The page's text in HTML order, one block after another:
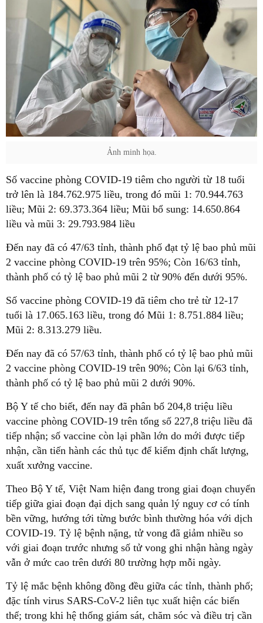
Ảnh minh họa.
Số vaccine phòng COVID-19 tiêm cho người từ 18 tuổi
trở lên là 184.762.975 liều, trong đó mũi 1: 70.944.763
liều; Mũi 2: 69.373.364 liều; Mũi bổ sung: 14.650.864
liều và mũi 3: 29.793.984 liều
Đến nay đã có 47/63 tỉnh, thành phố đạt tỷ lệ bao phủ mũi
2 vaccine phòng COVID-19 trên 95%; Còn 16/63 tỉnh,
thành phố có tỷ lệ bao phủ mũi 2 từ 90% đến dưới 95%.
Số vaccine phòng COVID-19 đã tiêm cho trẻ từ 12-17
tuổi là 17.065.163 liều, trong đó Mũi 1: 8.751.884 liều;
Mũi 2: 8.313.279 liều.
Đến nay đã có 57/63 tỉnh, thành phố có tỷ lệ bao phủ mũi
2 vaccine phòng COVID-19 trên 90%; Còn lại 6/63 tỉnh,
thành phố có tỷ lệ bao phủ mũi 2 dưới 90%.
Bộ Y tế cho biết, đến nay đã phân bổ 204,8 triệu liều
vaccine phòng COVID-19 trên tổng số 227,8 triệu liều đã
tiếp nhận; số vaccine còn lại phần lớn do mới được tiếp
nhận, cần tiến hành các thủ tục để kiểm định chất lượng,
xuất xưởng vaccine.
Theo Bộ Y tế, Việt Nam hiện đang trong giai đoạn chuyển
tiếp giữa giai đoạn đại dịch sang quản lý nguy cơ có tính
bền vững, hướng tới từng bước bình thường hóa với dịch
COVID-19. Tỷ lệ bệnh nặng, tử vong đã giảm nhiều so
với giai đoạn trước nhưng số tử vong ghi nhận hàng ngày
vẫn ở mức cao trên dưới 80 trường hợp mỗi ngày.
Tỷ lệ mắc bệnh không đồng đều giữa các tỉnh, thành phố;
đặc tính virus SARS-CoV-2 liên tục xuất hiện các biến
thể; trong khi hệ thống giám sát, chăm sóc và điều trị cần